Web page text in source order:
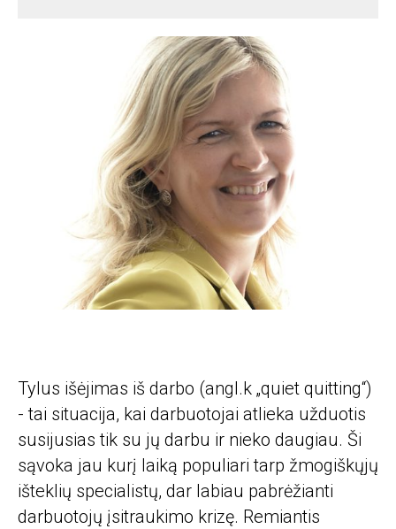
Tylus išėjimas iš darbo (angl.k „quiet quitting“)
- tai situacija, kai darbuotojai atlieka užduotis
susijusias tik su jų darbu ir nieko daugiau. Ši
sąvoka jau kurį laiką populiari tarp žmogiškųjų
išteklių specialistų, dar labiau pabrėžianti
darbuotojų įsitraukimo krizę. Remiantis